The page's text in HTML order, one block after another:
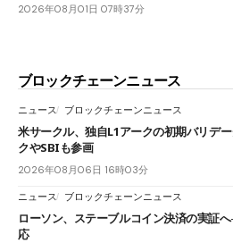
2026年08月01日 07時37分
ブロックチェーンニュース
ニュース ブロックチェーンニュース
米サークル、独自L1アークの初期バリデ
クやSBIも参画
2026年08月06日 16時03分
ニュース ブロックチェーンニュース
ローソン、ステーブルコイン決済の実証
応